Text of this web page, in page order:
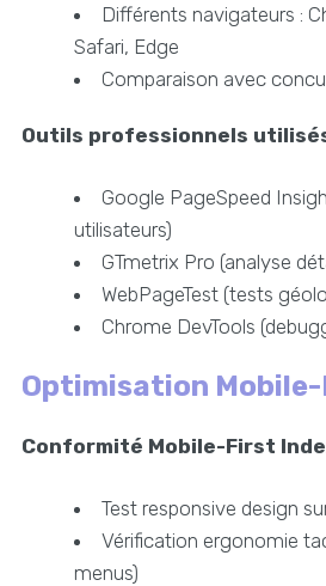
Différents navigateurs :
Safari, Edge
Comparaison avec
Outils professionnels
Google PageSpeed
utilisateurs)
GTmetrix Pro (analyse
WebPageTest (tests
Chrome DevTools
Optimisation
Conformité Mobile-First
Test responsive design
Vérification ergonomie
menus)